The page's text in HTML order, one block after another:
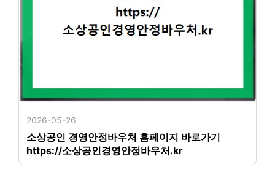
2026-05-26
소상공인 경영안정바우처 홈페이지 바로가기
https://소상공인경영안정바우처.kr